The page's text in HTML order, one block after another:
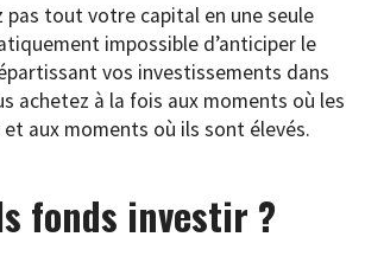
pas tout votre capital en une seule
impossible d’anticiper le
vos investissements dans
achetez à la fois aux moments où les
aux moments où ils sont élevés.
fonds investir ?